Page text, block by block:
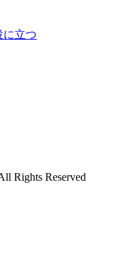
に立つ
Rights Reserved